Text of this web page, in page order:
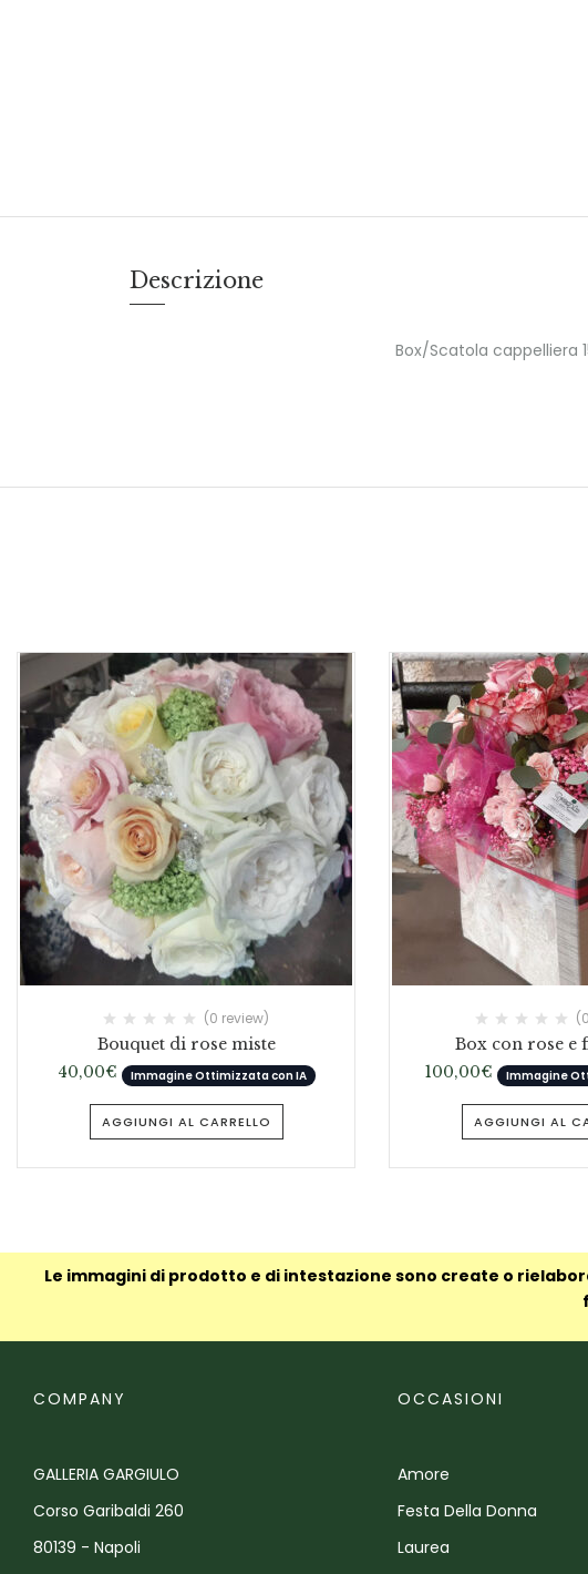
Descrizione
Box/Scatola cappelliera
(0 review)
Bouquet di rose miste
40,00€ Immagine Ottimizzata con IA
AGGIUNGI AL CARRELLO
Box con rose e
100,00€ Immagine
AGGIUNGI AL
Le immagini di prodotto e di intestazione sono create o
COMPANY
GALLERIA GARGIULO
Corso Garibaldi 260
80139 - Napoli
OCCASIONI
Amore
Festa Della Donna
Laurea